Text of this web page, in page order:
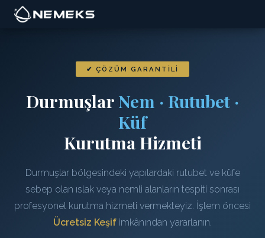
✔ ÇÖZÜM GARANTILI
Durmuşlar Nem · Rutubet ·
Küf
Kurutma Hizmeti
Durmuşlar bölgesindeki yapılardaki rutubet ve küfe
sebep olan ıslak veya nemli alanların tespiti sonrası
profesyonel kurutma hizmeti vermekteyiz. İşlem öncesi
Ücretsiz Keşif imkânından yararlanın.